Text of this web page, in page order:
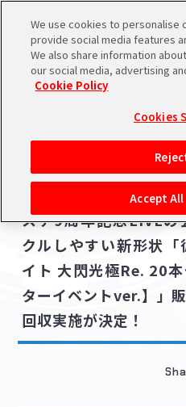
バンダイナムコIDで
アイドルマスター ポ
活動履歴
閲覧履歴・購入履歴
チェックイン
マイスケジュール
ニュ
ライブ・イベント
2024.09.06
【シンデレラ】9/14(
ステ9周年記念LIVEの
クルしやすい新形状
イト 大閃光極Re. 20
ターイベントver.】」
回収実施が決定！
We use cookies to personalise
provide social media features
We also share information
our social media, advertising
Cookie Policy
Cookies
Accept